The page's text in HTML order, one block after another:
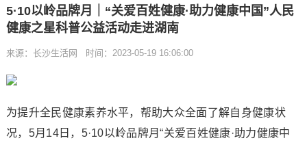
5·10以岭品牌月｜“关爱百姓健康·助力健康中国”人民
健康之星科普公益活动走进湖南
来源：长沙生活网 时间：2023-05-19 16:06:00
为提升全民健康素养水平，帮助大众全面了解自身健康状
况，5月14日，5·10以岭品牌月“关爱百姓健康·助力健康中